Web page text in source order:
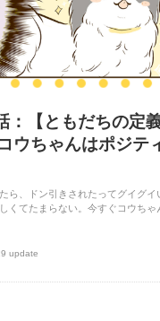
：【ともだちの定
ウちゃんはポジテ
ら、ドン引きされたってグイグイ
くてたまらない。今すぐコウちゃ
update